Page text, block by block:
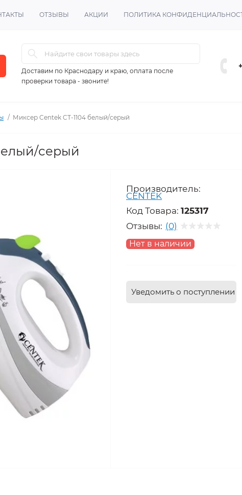
ОТЗЫВЫ АКЦИИ ПОЛИТИКА
Доставим по Краснодару и краю, оплата после
проверки товара - звоните!
Миксер Centek CT-1104 белый/серый
серый
Производитель:
CENTEK
Код Товара: 125317
Отзывы: (0)
Нет в наличии
Уведомить о поступлении